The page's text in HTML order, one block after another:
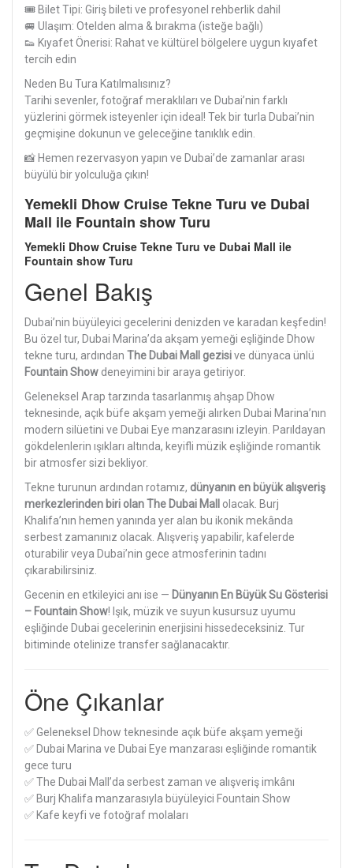
🎟️ Bilet Tipi: Giriş bileti ve profesyonel rehberlik dahil
🚐 Ulaşım: Otelden alma & bırakma (isteğe bağlı)
👟 Kıyafet Önerisi: Rahat ve kültürel bölgelere uygun kıyafet
tercih edin
Neden Bu Tura Katılmalısınız?
Tarihi sevenler, fotoğraf meraklıları ve Dubai’nin farklı
yüzlerini görmek isteyenler için ideal! Tek bir turla Dubai’nin
geçmişine dokunun ve geleceğine tanıklık edin.
📸 Hemen rezervasyon yapın ve Dubai’de zamanlar arası
büyülü bir yolculuğa çıkın!
Yemekli Dhow Cruise Tekne Turu ve Dubai
Mall ile Fountain show Turu
Yemekli Dhow Cruise Tekne Turu ve Dubai Mall ile
Fountain show Turu
Genel Bakış
Dubai’nin büyüleyici gecelerini denizden ve karadan keşfedin!
Bu özel tur, Dubai Marina’da akşam yemeği eşliğinde Dhow
tekne turu, ardından The Dubai Mall gezisive dünyaca ünlü
Fountain Show deneyimini bir araya getiriyor.
Geleneksel Arap tarzında tasarlanmış ahşap Dhow
teknesinde, açık büfe akşam yemeği alırken Dubai Marina’nın
modern silüetini ve Dubai Eye manzarasını izleyin. Parıldayan
gökdelenlerin ışıkları altında, keyifli müzik eşliğinde romantik
bir atmosfer sizi bekliyor.
Tekne turunun ardından rotamız, dünyanın en büyük alışveriş
merkezlerinden biri olan The Dubai Mall olacak. Burj
Khalifa’nın hemen yanında yer alan bu ikonik mekânda
serbest zamanınız olacak. Alışveriş yapabilir, kafelerde
oturabilir veya Dubai’nin gece atmosferinin tadını
çıkarabilirsiniz.
Gecenin en etkileyici anı ise — Dünyanın En Büyük Su Gösterisi
– Fountain Show! Işık, müzik ve suyun kusursuz uyumu
eşliğinde Dubai gecelerinin enerjisini hissedeceksiniz. Tur
bitiminde otelinize transfer sağlanacaktır.
Öne Çıkanlar
✅ Geleneksel Dhow teknesinde açık büfe akşam yemeği
✅ Dubai Marina ve Dubai Eye manzarası eşliğinde romantik
gece turu
✅ The Dubai Mall’da serbest zaman ve alışveriş imkânı
✅ Burj Khalifa manzarasıyla büyüleyici Fountain Show
✅ Kafe keyfi ve fotoğraf molaları